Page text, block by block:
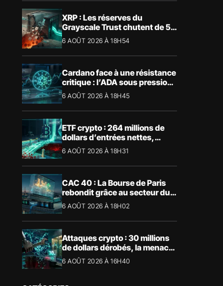
XRP : Les réserves du
Grayscale Trust chutent de 55
% suite aux rachats
6 AOÛT 2026 À 18H54
Cardano face à une résistance
critique : l’ADA sous pression
technique
6 AOÛT 2026 À 18H45
ETF crypto : 264 millions de
dollars d’entrées nettes,
Bitcoin et Ethereum dominent
6 AOÛT 2026 À 18H31
CAC 40 : La Bourse de Paris
rebondit grâce au secteur du
luxe
6 AOÛT 2026 À 18H02
Attaques crypto : 30 millions
de dollars dérobés, la menace
devient physique
6 AOÛT 2026 À 16H40